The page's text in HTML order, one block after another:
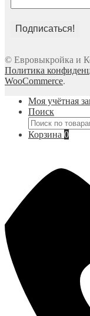
© Евровыкройка и
Политика
WooCommerce.
Моя учётная
Поиск
Искать:
Корзина 0